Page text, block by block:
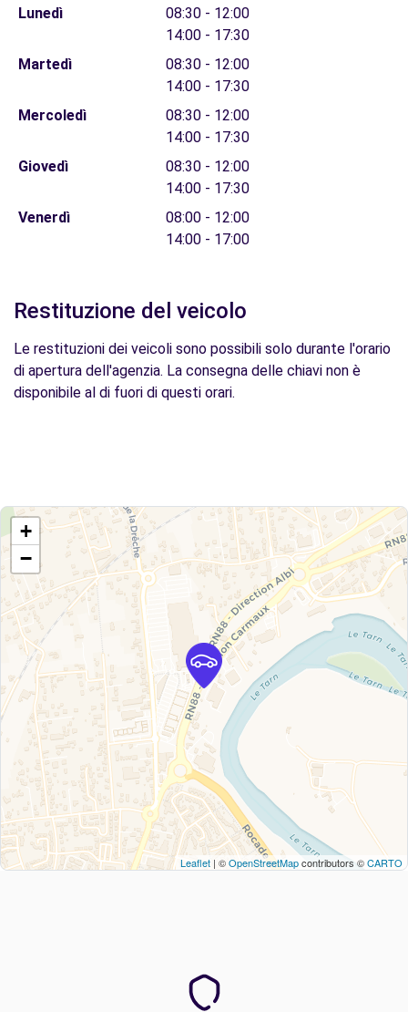
Lunedì
08:30 - 12:00
14:00 - 17:30
Martedì
08:30 - 12:00
14:00 - 17:30
Mercoledì
08:30 - 12:00
14:00 - 17:30
Giovedì
08:30 - 12:00
14:00 - 17:30
Venerdì
08:00 - 12:00
14:00 - 17:00
Restituzione del veicolo
Le restituzioni dei veicoli sono possibili solo durante l'orario
di apertura dell'agenzia. La consegna delle chiavi non è
disponibile al di fuori di questi orari.
+
−
Leaflet | ©OpenStreetMapcontributors ©CARTO